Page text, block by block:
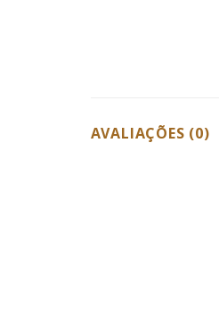
AVALIAÇÕES (0)